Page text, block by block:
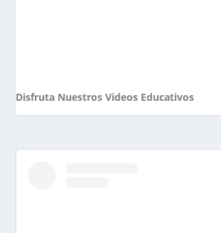
Disfruta Nuestros Videos Educativos